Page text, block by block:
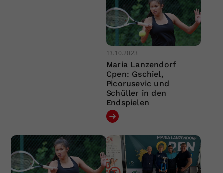
13.10.2023
Maria Lanzendorf
Open: Gschiel,
Picorusevic und
Schüller in den
Endspielen